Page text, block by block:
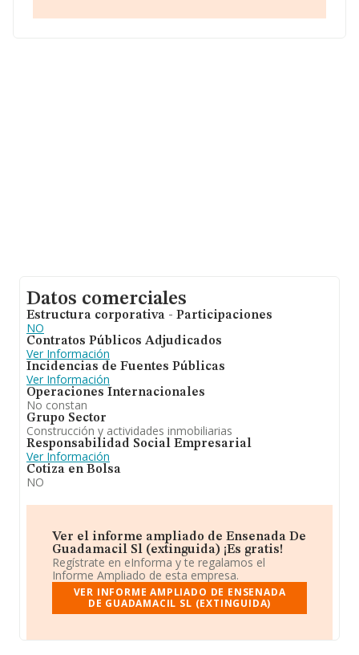
alcanza los 168 mil euros. Teniendo en cuenta la
Datos comerciales
Estructura corporativa - Participaciones
NO
Contratos Públicos Adjudicados
Ver Información
Incidencias de Fuentes Públicas
Ver Información
Operaciones Internacionales
No constan
Grupo Sector
Construcción y actividades inmobiliarias
Responsabilidad Social Empresarial
Ver Información
Cotiza en Bolsa
NO
Ver el informe ampliado de Ensenada De
Guadamacil Sl (extinguida) ¡Es gratis!
Regístrate en eInforma y te regalamos el
Informe Ampliado de esta empresa.
VER INFORME AMPLIADO DE ENSENADA
DE GUADAMACIL SL (EXTINGUIDA)